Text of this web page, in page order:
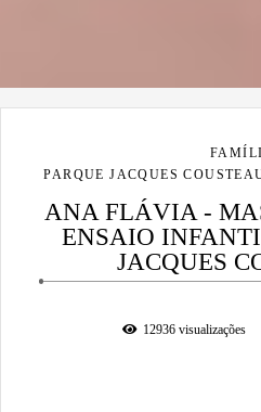
PARQUE JACQUES
ANA FLÁVIA -
ENSAIO
JACQUES
12936visualizações